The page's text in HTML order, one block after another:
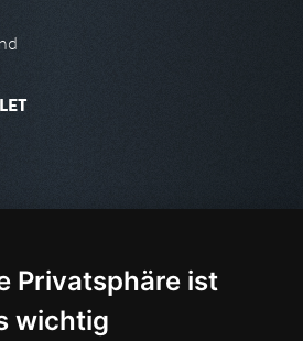
Privatsphäre ist
wichtig